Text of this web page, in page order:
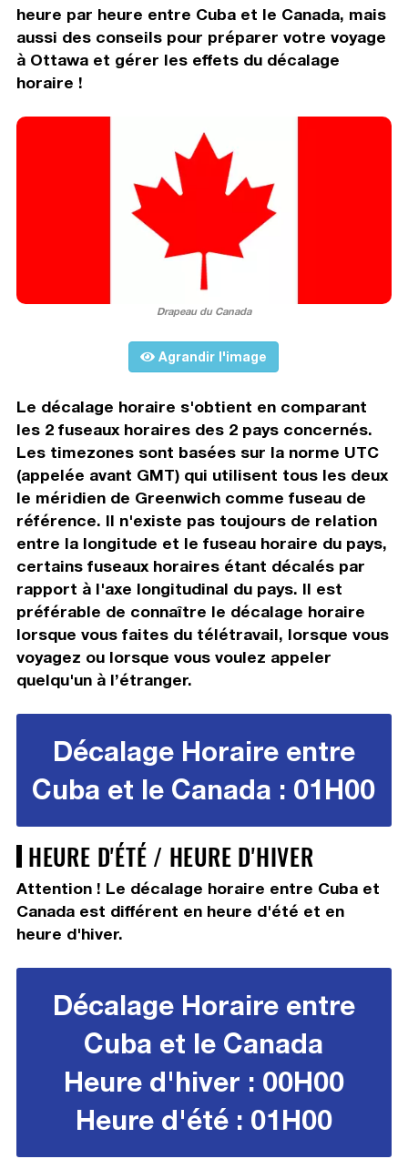
heure par heure entre Cuba et le Canada, mais
aussi des conseils pour préparer votre voyage
à Ottawa et gérer les effets du décalage
horaire !
Drapeau du Canada
Agrandir l'image
Le décalage horaire s'obtient en comparant
les 2 fuseaux horaires des 2 pays concernés.
Les timezones sont basées sur la norme UTC
(appelée avant GMT) qui utilisent tous les deux
le méridien de Greenwich comme fuseau de
référence. Il n'existe pas toujours de relation
entre la longitude et le fuseau horaire du pays,
certains fuseaux horaires étant décalés par
rapport à l'axe longitudinal du pays. Il est
préférable de connaître le décalage horaire
lorsque vous faites du télétravail, lorsque vous
voyagez ou lorsque vous voulez appeler
quelqu'un à l’étranger.
Décalage Horaire entre
Cuba et le Canada : 01H00
HEURE D'ÉTÉ / HEURE D'HIVER
Attention ! Le décalage horaire entre Cuba et
Canada est différent en heure d'été et en
heure d'hiver.
Décalage Horaire entre
Cuba et le Canada
Heure d'hiver : 00H00
Heure d'été : 01H00